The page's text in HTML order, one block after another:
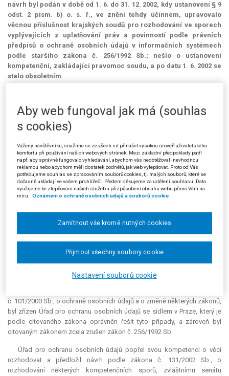
návrh byl podán v době od 1. 6. do 31. 12. 2002, kdy ustanovení § 9
odst. 2 písm. b) o. s. ř., ve znění tehdy účinném, upravovalo
věcnou příslušnost krajských soudů pro rozhodování ve sporech
vyplývajících z uplatňování práv a povinností podle právních
předpisů o ochraně osobních údajů v informačních systémech
podle staršího zákona č. 256/1992 Sb.; nešlo o ustanovení
kompetenční, zakládající pravomoc soudu, a po datu 1. 6. 2002 se
stalo obsoletním.
Sb., o rozhodování některých kompetenčních sporů, ze dne 10. 3. 2004, čj.
Konf 11/2003-12)
Věc:Záporný spor o pravomoc mezi Okresním soudem v Chebu a
Úřadem pro ochranu osobních údajů ve věci Okresního soudu v Chebu
(žalobce Ing. Rudolf Ch. proti žalované České republice - Ministerstvu
vnitra).
Žalobce Ing. Rudolf Ch. podal u Okresního soudu v Chebu žalobu o
ochranu osobnosti podle tehdy platného zákona č. 256/1992 Sb., o
České republice - Ministerstvu vnitra. Žalobce se domáhal toho, aby
žalovanému bylo uloženo zdržet se jednání, které směřuje k umísťování
spisu vedeného Policií ČR - Okresním úřadem vyšetřování v Chebu
(později vedeného u Okresního soudu v Chebu v trestní věci).
Okresní soud v Chebu usnesením ze dne 19. 11. 2001 řízení o žalobě
zastavil s tím, že po právní moci usnesení bude věc postoupena Úřadu
č. 101/2000 Sb., o ochraně osobních údajů a o změně některých zákonů,
byl zřízen Úřad pro ochranu osobních údajů se sídlem v Praze, který je
podle citovaného zákona oprávněn řešit tyto případy, a zároveň byl
citovaným zákonem zcela zrušen zákon č. 256/1992 Sb.
Úřad pro ochranu osobních údajů popřel svou kompetenci o věci
rozhodovat a předložil návrh podle zákona č. 131/2002 Sb., o
rozhodování některých kompetenčních sporů, zvláštnímu senátu
Aby web fungoval jak má (souhlas
s cookies)
Vážený návštěvníku, snažíme se ze všech sil přinášet vysokou úroveň uživatelského
komfortu při používání našich webových stránek. Mezi základní předpoklady patří
např. aby správně fungovalo vyhledávání, abychom vás neobtěžovali nevhodnou
reklamou nebo abychom měli dostatek podnětů, jak web vylepšovat. Proto od Vás
potřebujeme souhlas se zpracováním souborů cookies, tj. malých souborů, které se
dočasně ukládají ve vašem prohlížeči. Předem děkujeme za udělení souhlasu. Data
využijeme ke zlepšování našich služeb a přizpůsobení obsahu webu přímo Vám na
míru.
Oznámení o ochraně osobních údajů a souborů cookie
Nastavení souborů cookie
Zamítnout vše kromě nutných cookies
Přijmout všechny soubory cookie